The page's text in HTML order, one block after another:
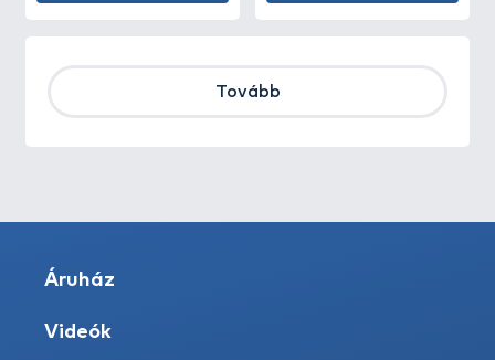
Tovább
Áruház
Videók